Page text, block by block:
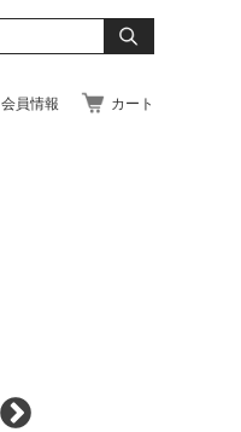
会員情報 カート